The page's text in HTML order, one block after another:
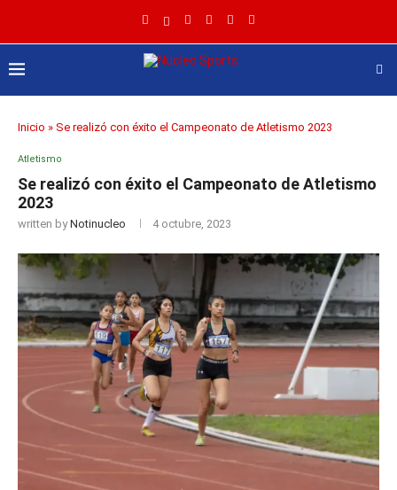
Inicio » Se realizó con éxito el Campeonato de Atletismo 2023
Atletismo
Se realizó con éxito el Campeonato de Atletismo
2023
written byNotinucleo 4 octubre, 2023